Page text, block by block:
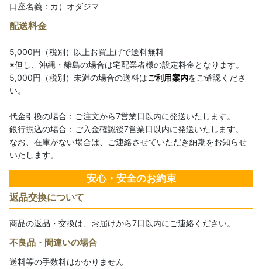
口座名義：カ）オダジマ
配送料金
5,000円（税別）以上お買上げで送料無料
※但し、沖縄・離島の場合は宅配業者様の設定料金となります。
5,000円（税別）未満の場合の送料はご利用案内をご確認くださ
い。
代金引換の場合：ご注文から7営業日以内に発送いたします。
銀行振込の場合：ご入金確認後7営業日以内に発送いたします。
なお、在庫がない場合は、ご連絡させていただき納期をお知らせ
いたします。
安心・安全のお約束
返品交換について
商品の返品・交換は、お届けから7日以内にご連絡ください。
不良品・間違いの場合
送料等の手数料はかかりません